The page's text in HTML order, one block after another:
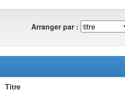
Arranger par :
Titre